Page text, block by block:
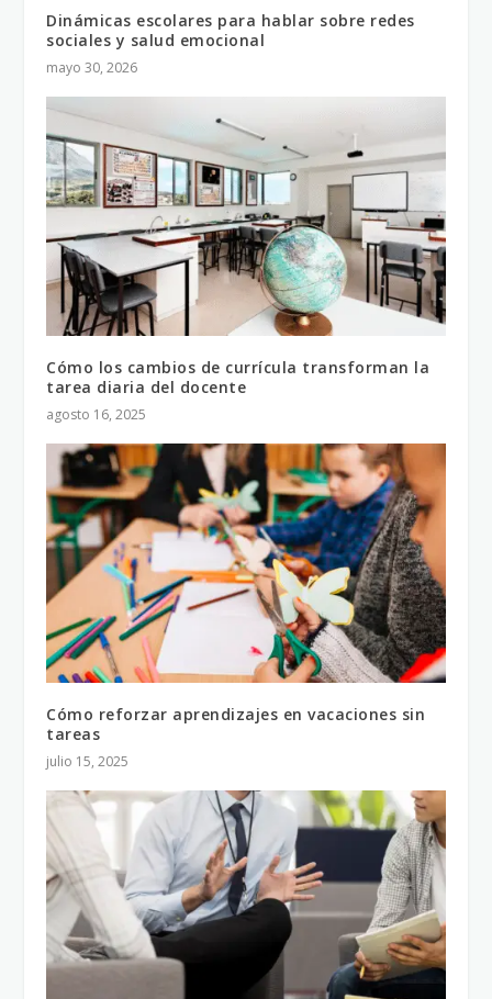
Dinámicas escolares para hablar sobre redes
sociales y salud emocional
mayo 30, 2026
Cómo los cambios de currícula transforman la
tarea diaria del docente
agosto 16, 2025
Cómo reforzar aprendizajes en vacaciones sin
tareas
julio 15, 2025